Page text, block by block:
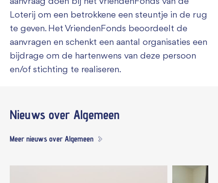
Loterij om een betrokkene een steuntje in de rug
te geven. Het VriendenFonds beoordeelt de
aanvragen en schenkt een aantal organisaties een
bijdrage om de hartenwens van deze persoon
en/of stichting te realiseren.
Nieuws over Algemeen
Meer nieuws over Algemeen